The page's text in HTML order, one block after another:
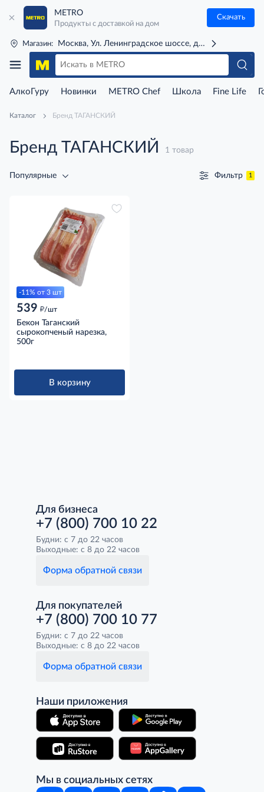
METRO
Продукты с доставкой на дом
Скачать
Магазин: Москва, Ул. Ленинградское шоссе, д. 71Г (м. Речной
АлкоГуру Новинки METRO Chef Школа Fine Life
Каталог Бренд ТАГАНСКИЙ
Бренд ТАГАНСКИЙ 1 товар
Популярные Фильтр 1
-11% от 3 шт
539 д/шт
Бекон Таганский
сырокопченый нарезка,
500г
В корзину
Для бизнеса
+7 (800) 700 10 22
Будни: с 7 до 22 часов
Выходные: с 8 до 22 часов
Форма обратной связи
Для покупателей
+7 (800) 700 10 77
Будни: с 7 до 22 часов
Выходные: с 8 до 22 часов
Форма обратной связи
Наши приложения
Мы в социальных сетях